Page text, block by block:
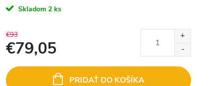
Skladom 2 ks
€93
€79,05
cena:
PRIDAŤ DO KOŠÍKA